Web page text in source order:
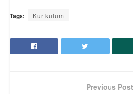
Tags: Kurikulum
Previous Post